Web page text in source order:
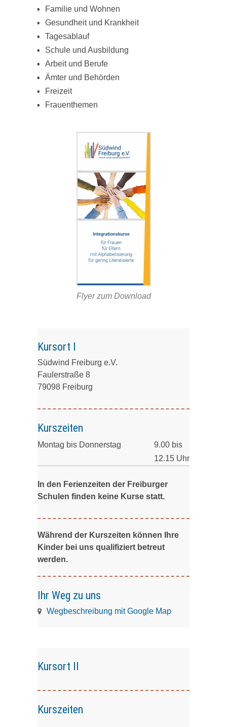
Familie und Wohnen
Gesundheit und Krankheit
Tagesablauf
Schule und Ausbildung
Arbeit und Berufe
Ämter und Behörden
Freizeit
Frauenthemen
Flyer zum Download
Kursort I
Südwind Freiburg e.V.
Faulerstraße 8
79098 Freiburg
Kurszeiten
Montag bis Donnerstag
9.00 bis
12.15 Uhr
In den Ferienzeiten der Freiburger
Schulen finden keine Kurse statt.
Während der Kurszeiten können Ihre
Kinder bei uns qualifiziert betreut
werden.
Ihr Weg zu uns
Wegbeschreibung mit Google Map
Kursort II
Kurszeiten